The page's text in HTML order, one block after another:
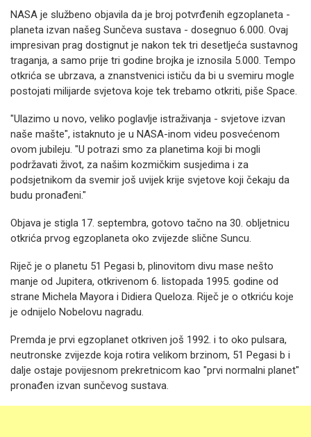
NASA je službeno objavila da je broj potvrđenih egzoplaneta -
planeta izvan našeg Sunčeva sustava - dosegnuo 6.000. Ovaj
impresivan prag dostignut je nakon tek tri desetljeća sustavnog
traganja, a samo prije tri godine brojka je iznosila 5.000. Tempo
otkrića se ubrzava, a znanstvenici ističu da bi u svemiru mogle
postojati milijarde svjetova koje tek trebamo otkriti, piše Space.
"Ulazimo u novo, veliko poglavlje istraživanja - svjetove izvan
naše mašte", istaknuto je u NASA-inom videu posvećenom
ovom jubileju. "U potrazi smo za planetima koji bi mogli
podržavati život, za našim kozmičkim susjedima i za
podsjetnikom da svemir još uvijek krije svjetove koji čekaju da
budu pronađeni."
Objava je stigla 17. septembra, gotovo tačno na 30. obljetnicu
otkrića prvog egzoplaneta oko zvijezde slične Suncu.
Riječ je o planetu 51 Pegasi b, plinovitom divu mase nešto
manje od Jupitera, otkrivenom 6. listopada 1995. godine od
strane Michela Mayora i Didiera Queloza. Riječ je o otkriću koje
je odnijelo Nobelovu nagradu.
Premda je prvi egzoplanet otkriven još 1992. i to oko pulsara,
neutronske zvijezde koja rotira velikom brzinom, 51 Pegasi b i
dalje ostaje povijesnom prekretnicom kao "prvi normalni planet"
pronađen izvan sunčevog sustava.